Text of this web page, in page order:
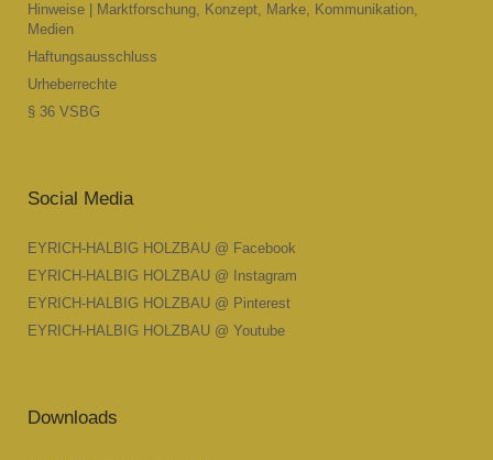
Hinweise | Marktforschung, Konzept, Marke, Kommunikation,
Medien
Haftungsausschluss
Urheberrechte
§ 36 VSBG
Social Media
EYRICH-HALBIG HOLZBAU @ Facebook
EYRICH-HALBIG HOLZBAU @ Instagram
EYRICH-HALBIG HOLZBAU @ Pinterest
EYRICH-HALBIG HOLZBAU @ Youtube
Downloads